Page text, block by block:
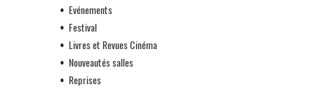
Evénements
Festival
Livres et Revues Cinéma
Nouveautés salles
Reprises